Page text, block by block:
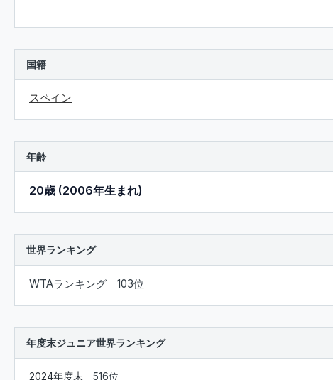
国籍
スペイン
年齢
20歳 (2006年生まれ)
世界ランキング
WTAランキング 103位
年度末ジュニア世界ランキング
2024年度末 516位